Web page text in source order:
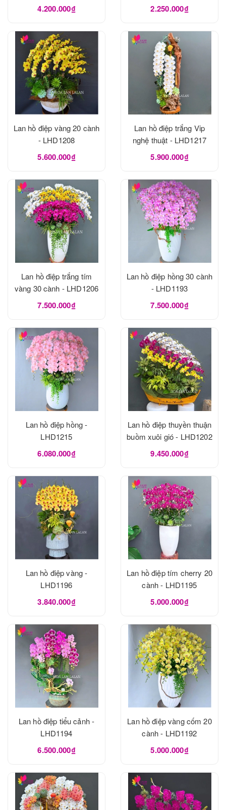
4.200.000₫ 2.250.000₫
Lan hồ điệp vàng 20 cành
- LHD1208
5.600.000₫
Lan hồ điệp trắng Vip
nghệ thuật - LHD1217
5.900.000₫
Lan hồ điệp trắng tím
vàng 30 cành - LHD1206
7.500.000₫
Lan hồ điệp hồng 30 cành
- LHD1193
7.500.000₫
Lan hồ điệp hồng -
LHD1215
6.080.000₫
Lan hồ điệp thuyền thuận
buồm xuôi gió - LHD1202
9.450.000₫
Lan hồ điệp vàng -
LHD1196
3.840.000₫
Lan hồ điệp tím cherry 20
cành - LHD1195
5.000.000₫
Lan hồ điệp tiểu cảnh -
LHD1194
6.500.000₫
Lan hồ điệp vàng cốm 20
cành - LHD1192
5.000.000₫